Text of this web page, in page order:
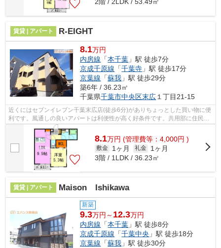
賃貸 | アパート R-EIGHT
8.1万円
内房線 「本千葉 」駅 徒歩7分
京成千原線 「千葉寺 」駅 徒歩17分
京葉線 「蘇我 」駅 徒歩29分
築6年 / 36.23㎡
千葉県千葉市中央区末広１丁目21-15
近くにはセブンイレブン千葉末広店(徒歩6分)がありちょっとした買い物に便
利です。風通しの良いアパートは利便性が高く好条件です。共用部に住民専
用のゴミ置き場を設置しているので、...
8.1万円 (管理費等：4,000円 )
敷金 1ヶ月 礼金
1ヶ月
3階 / 1LDK / 36.23㎡
賃貸 | アパート Maison Ishikawa
新築
9.3万円～ 12.3万円
内房線 「本千葉 」駅 徒歩8分
京成千原線 「千葉中央 」駅 徒歩18分
京葉線 「蘇我 」駅 徒歩30分